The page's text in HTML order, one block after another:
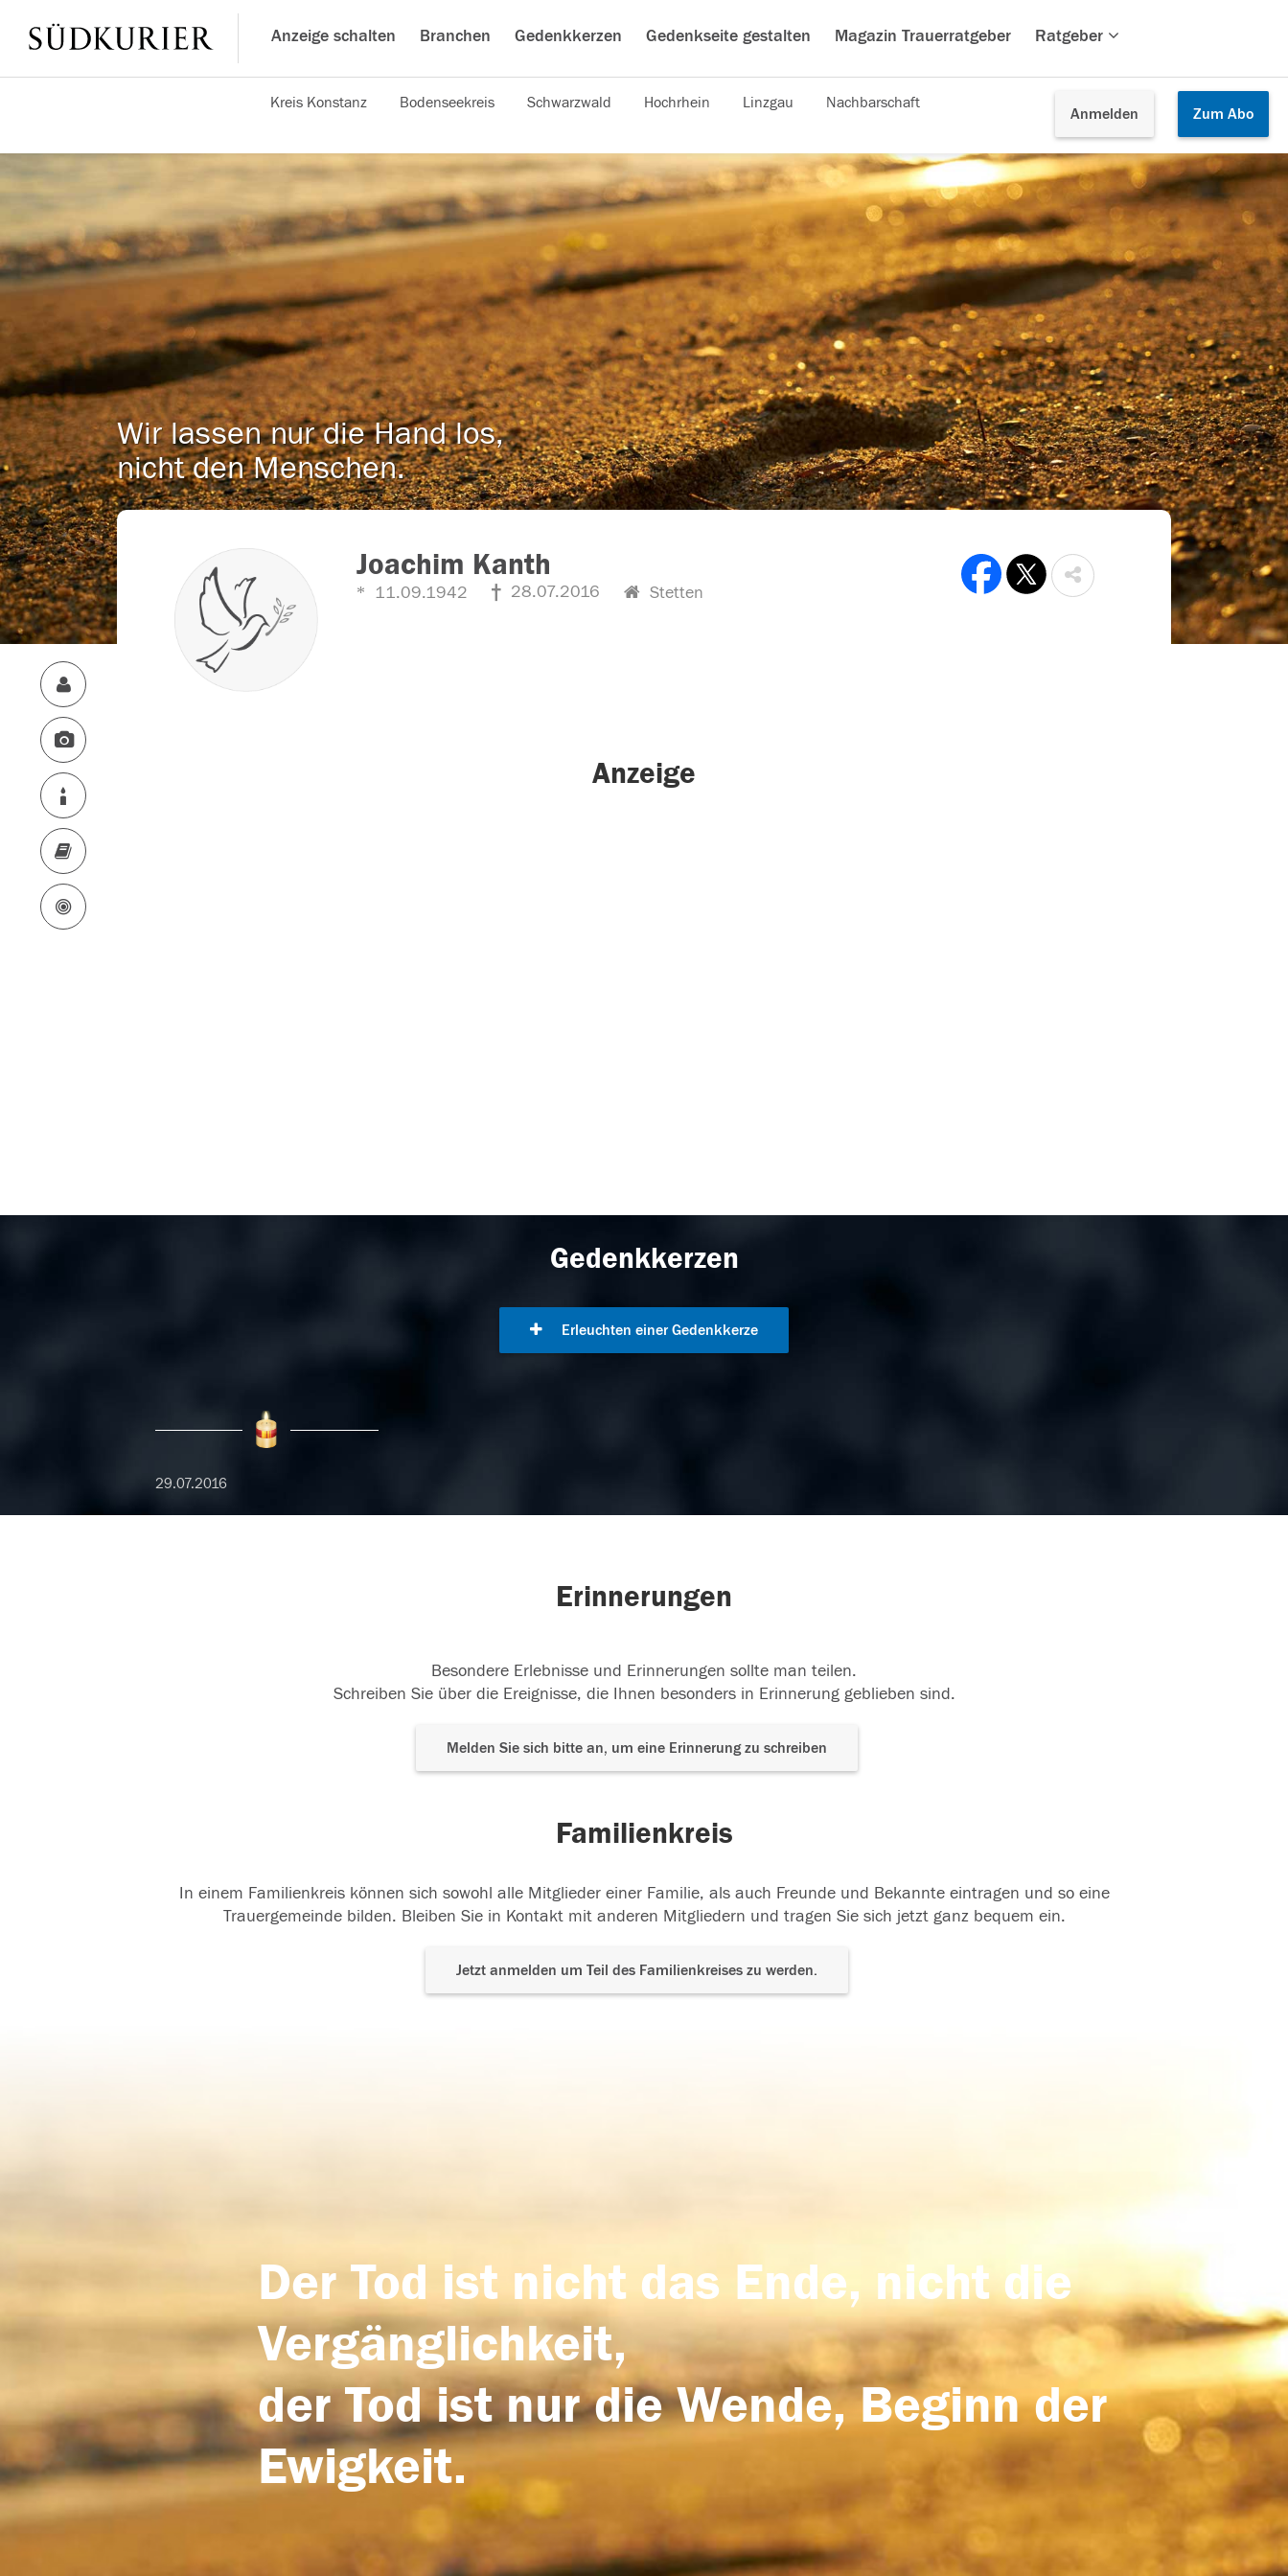
Anzeige schalten Branchen Gedenkkerzen Gedenkseite gestalten Magazin Trauerratgeber Ratgeber
Anmelden Zum Abo
Kreis Konstanz Bodenseekreis Schwarzwald Hochrhein Linzgau Nachbarschaft
Wir lassen nur die Hand los,
nicht den Menschen.
Joachim Kanth
11.09.1942 28.07.2016 Stetten
Anzeige
Gedenkkerzen
Erleuchten einer Gedenkkerze
29.07.2016
Erinnerungen
Besondere Erlebnisse und Erinnerungen sollte man teilen.
Schreiben Sie über die Ereignisse, die Ihnen besonders in Erinnerung geblieben sind.
Melden Sie sich bitte an, um eine Erinnerung zu schreiben
Familienkreis
In einem Familienkreis können sich sowohl alle Mitglieder einer Familie, als auch Freunde und Bekannte eintragen und so eine
Trauergemeinde bilden. Bleiben Sie in Kontakt mit anderen Mitgliedern und tragen Sie sich jetzt ganz bequem ein.
Jetzt anmelden um Teil des Familienkreises zu werden.
Der Tod ist nicht das Ende, nicht die
Vergänglichkeit,
der Tod ist nur die Wende, Beginn der
Ewigkeit.